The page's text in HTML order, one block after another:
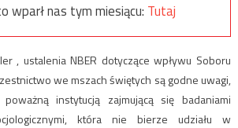
wparł nas tym miesiącu: Tutaj
, ustalenia NBER dotyczące wpływu Soboru
we mszach świętych są godne uwagi,
instytucją zajmującą się badaniami
która nie bierze udziału w